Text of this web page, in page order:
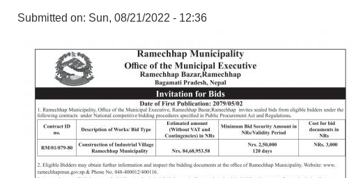
Submitted on: Sun, 08/21/2022 - 12:36